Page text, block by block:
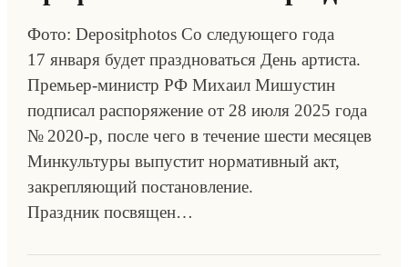
Фото: Depositphotos Со следующего года
17 января будет праздноваться День артиста.
Премьер-министр РФ Михаил Мишустин
подписал распоряжение от 28 июля 2025 года
№ 2020-р, после чего в течение шести месяцев
Минкультуры выпустит нормативный акт,
закрепляющий постановление.
Праздник посвящен…